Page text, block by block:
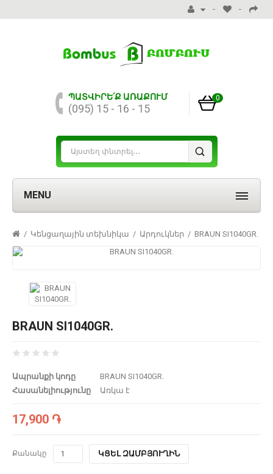
0
ՊԱՏՎԻՐԵ՛Ք ԱՌԱՔՈՒՄ
(095) 15 - 16 - 15
MENU
Կենցաղային տեխնիկա Արդուկներ BRAUN SI1040GR.
BRAUN SI1040GR.
Ապրանքի կոդը
BRAUN SI1040GR.
Հասանելիությունը
Առկա է
17,900 ֏
Քանակը ԿՑԵԼ ԶԱՄԲՅՈՒՂԻՆ